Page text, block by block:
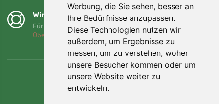
Werbung, die Sie sehen, besser an
Ihre Bedürfnisse anzupassen.
Diese Technologien nutzen wir
außerdem, um Ergebnisse zu
messen, um zu verstehen, woher
unsere Besucher kommen oder um
unsere Website weiter zu
entwickeln.
Wir unterstützen Trees.org
Für jede Bestellung pflanzen wir einen Baum! Mehr lesen
Über uns